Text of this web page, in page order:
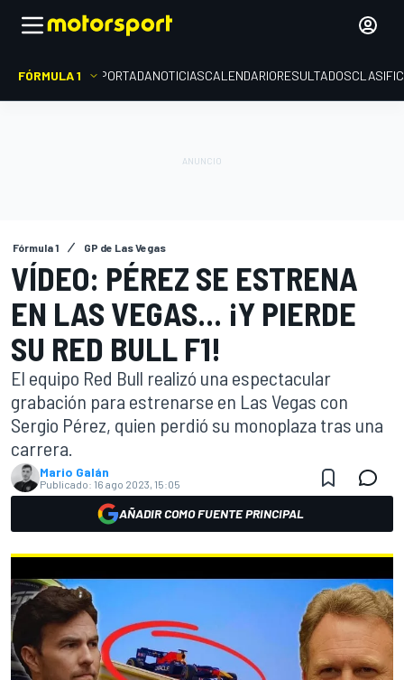
FÓRMULA 1 PORTADANOTICIASCALENDARIORESULTADOS
Fórmula 1 GP de Las Vegas
VÍDEO: PÉREZ SE ESTRENA
EN LAS VEGAS... ¡Y PIERDE
SU RED BULL F1!
El equipo Red Bull realizó una espectacular
grabación para estrenarse en Las Vegas con
Sergio Pérez, quien perdió su monoplaza tras una
carrera.
Mario Galán
Publicado: 16 ago 2023, 15:05
AÑADIR COMO FUENTE PRINCIPAL